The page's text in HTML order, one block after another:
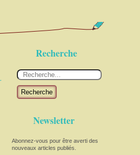
Recherche
Recherche
Newsletter
Abonnez-vous pour être averti des
nouveaux articles publiés.